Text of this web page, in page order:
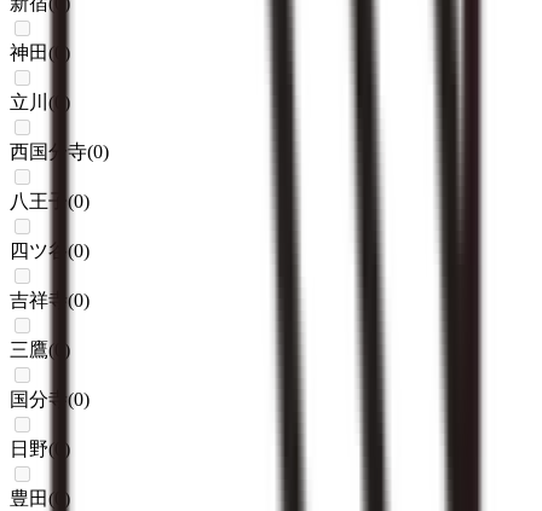
神田( )
立川 ( )
西国分寺(0)
八王子 (0)
四ツ谷 (0)
吉祥寺 (0)
三鷹( )
国分寺 (0)
日野( )
豊田( )